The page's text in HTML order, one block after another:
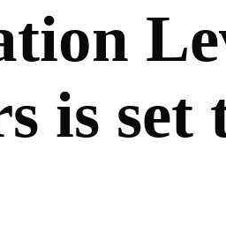
tion Le
s is set